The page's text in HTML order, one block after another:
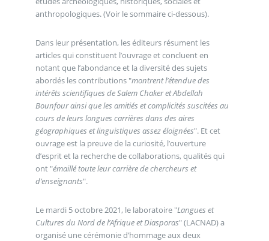
anthropologiques. (Voir le sommaire ci-dessous).
Dans leur présentation, les éditeurs résument les
articles qui constituent l’ouvrage et concluent en
notant que l’abondance et la diversité des sujets
abordés les contributions "montrent l’étendue des
intérêts scientifiques de Salem Chaker et Abdellah
Bounfour ainsi que les amitiés et complicités suscitées au
cours de leurs longues carrières dans des aires
géographiques et linguistiques assez éloignées". Et cet
ouvrage est la preuve de la curiosité, l’ouverture
d’esprit et la recherche de collaborations, qualités qui
ont "émaillé toute leur carrière de chercheurs et
d’enseignants".
Le mardi 5 octobre 2021, le laboratoire "Langues et
Cultures du Nord de l’Afrique et Diasporas" (LACNAD) a
organisé une cérémonie d’hommage aux deux